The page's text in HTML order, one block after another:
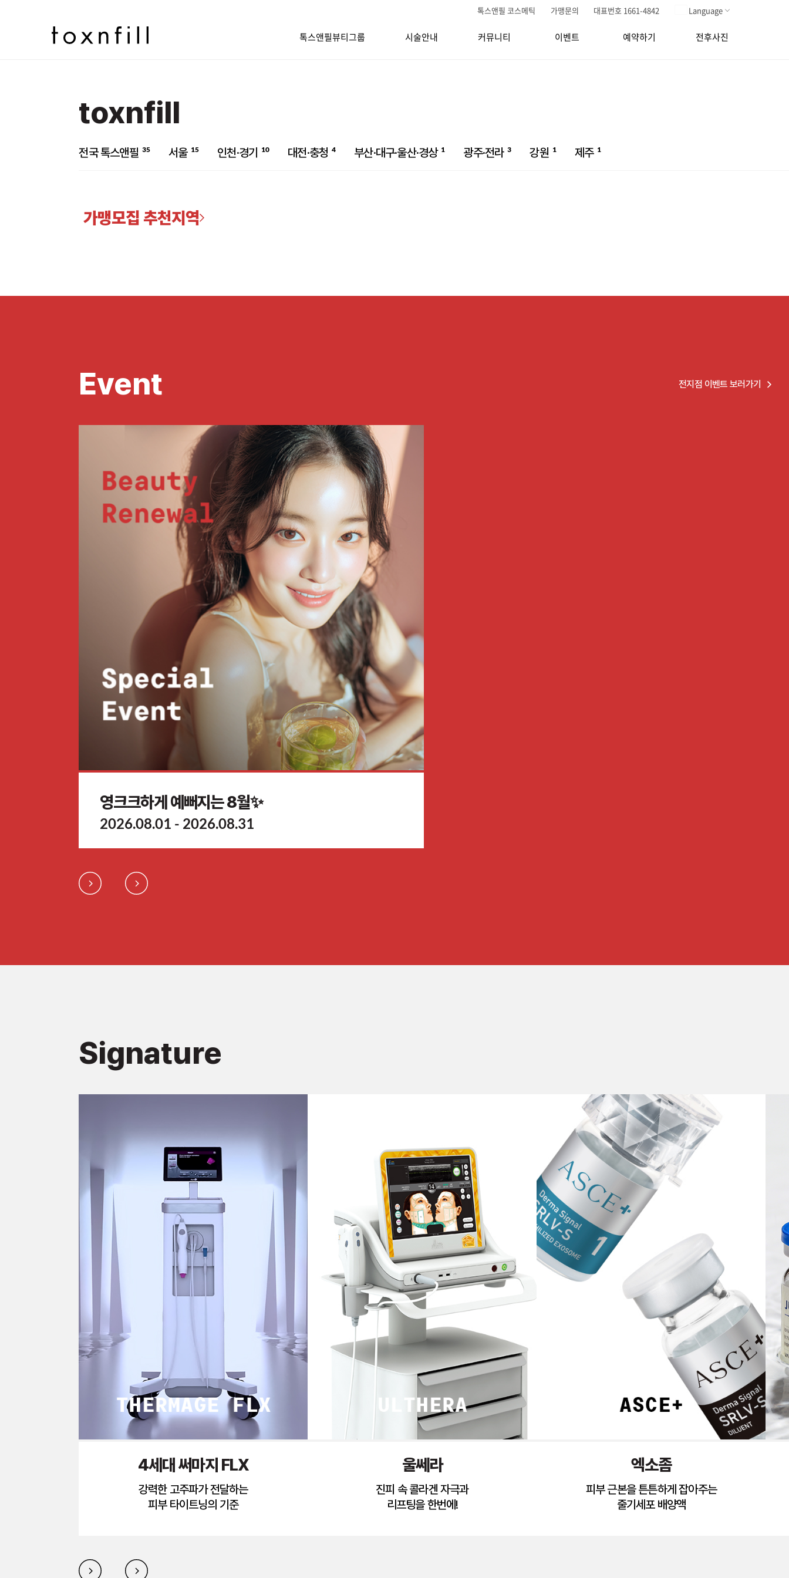
톡스앤필 코스메틱 가맹문의 대표번호 1661-4842 Language
톡스앤필뷰티그룹 시술안내 커뮤니티 이벤트 예약하기 전후사진
toxnfill
전국 톡스앤필 35 서울 15 인천·경기 10 대전·충청 4 부산·대구·울산·경상 1 광주·전라 3 강원 1 제주 1
가맹모집 추천지역
Event 전지점 이벤트 보러가기
영크크하게 예뻐지는 8월✨
2026.08.01 - 2026.08.31
Signature
4세대 써마지 FLX
강력한 고주파가 전달하는
피부 타이트닝의 기준
울쎄라
진피 속 콜라겐 자극과
리프팅을 한번에!
엑소좀
피부 근본을 튼튼하게 잡아주는
줄기세포 배양액